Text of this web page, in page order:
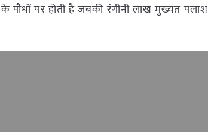
पर होती है जबकी रंगीनी लाख मुख्यत पलाश